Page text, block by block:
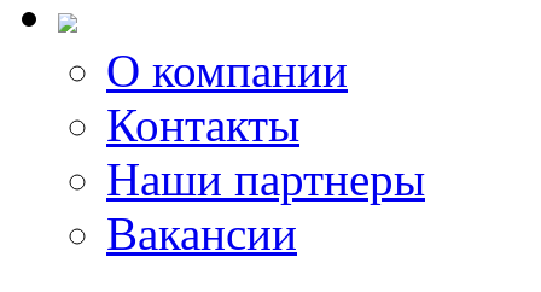
О компании
Контакты
Наши партнеры
Вакансии